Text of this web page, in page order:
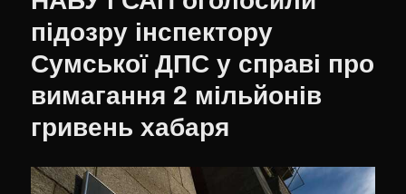
підозру інспектору
Сумської ДПС у справі про
вимагання 2 мільйонів
гривень хабаря